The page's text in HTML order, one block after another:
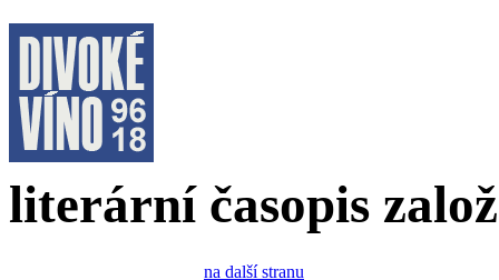
literární časopis
na další stranu